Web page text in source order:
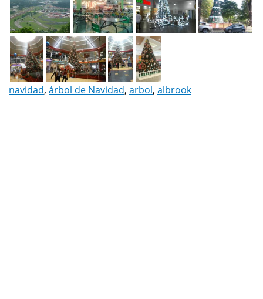
navidad, árbol de Navidad, arbol, albrook